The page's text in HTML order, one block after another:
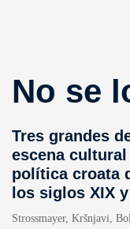
No se
Tres grandes
escena cultural
política croata
los siglos XIX
Strossmayer, Kršnjavi,